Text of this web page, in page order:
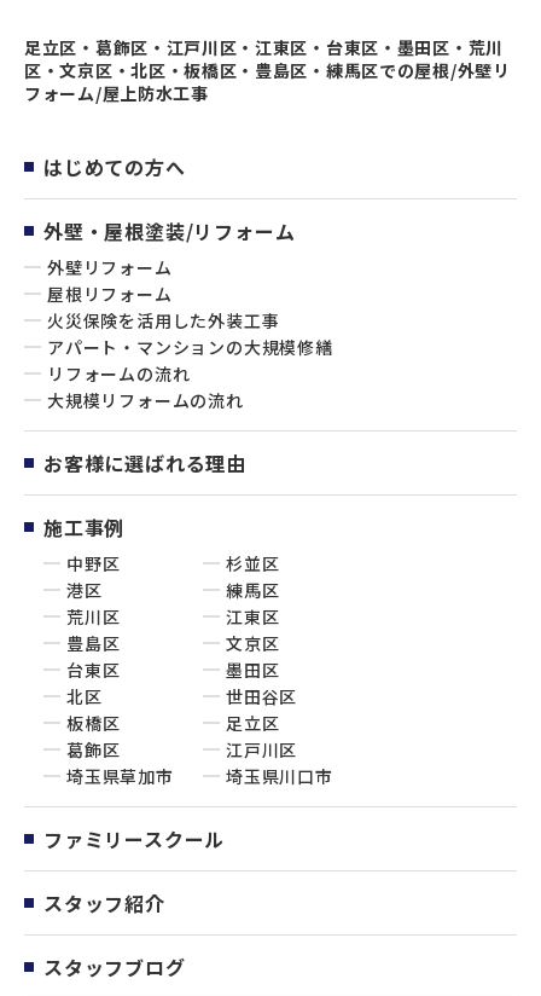
足立区・葛飾区・江戸川区・江東区・台東区・墨田区・荒川
区・文京区・北区・板橋区・豊島区・練馬区での屋根/外壁リ
フォーム/屋上防水工事
はじめての方へ
外壁・屋根塗装/リフォーム
外壁リフォーム
屋根リフォーム
火災保険を活用した外装工事
アパート・マンションの大規模修繕
リフォームの流れ
大規模リフォームの流れ
お客様に選ばれる理由
施工事例
中野区
杉並区
港区
練馬区
荒川区
江東区
豊島区
文京区
台東区
墨田区
北区
世田谷区
板橋区
足立区
葛飾区
江戸川区
埼玉県草加市
埼玉県川口市
ファミリースクール
スタッフ紹介
スタッフブログ